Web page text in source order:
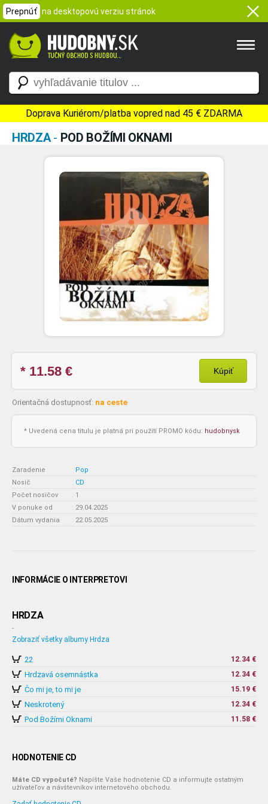
Prepnúť na desktopovú verziu stránok
Doprava Kuriérom/platba vopred nad 45 € ZDARMA
HRDZA- POD BOŽÍMI OKNAMI
* 11.58 € Kúpiť
Orientačná dostupnosť: na ceste
* Uvedená cena titulu je platná pri použití PROMO kódu: hudobnysk
Zaradenie : Pop
Nosič
: CD
Počet nosičov
: 1
V ponuke od
: 29.04.2025
Dátum vydania
: 22.05.2025
INFORMÁCIE O INTERPRETOVI
HRDZA
-
Zobraziť všetky albumy Hrdza
22 12.34 €
Hrdzavá osemnástka 12.34 €
Čo mi je, to mi je 15.19 €
Neskrotený 12.34 €
Pod Božími Oknami 11.58 €
HODNOTENIE CD
Máte CD vypočuté? Napíšte Vaše hodnotenie CD a informujte ostatným
užívateľov a návštevníkov internetového obchodu.